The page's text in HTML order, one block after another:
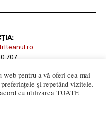
web pentru a vă oferi cea mai
și repetând vizitele.
cu utilizarea TOATE